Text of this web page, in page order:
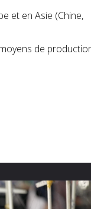
et en Asie (Chine,
de